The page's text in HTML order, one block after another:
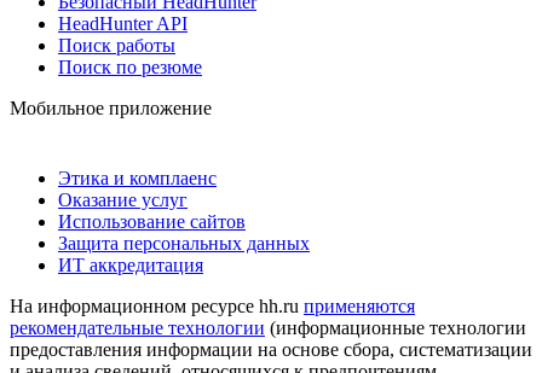
HeadHunter API
Поиск работы
Поиск по резюме
Мобильное приложение
Этика и комплаенс
Оказание услуг
Использование сайтов
Защита персональных данных
ИТ аккредитация
На информационном ресурсе hh.ru применяются
рекомендательные технологии (информационные технологии
предоставления информации на основе сбора, систематизации